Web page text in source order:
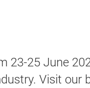
23-25 June
Visit our